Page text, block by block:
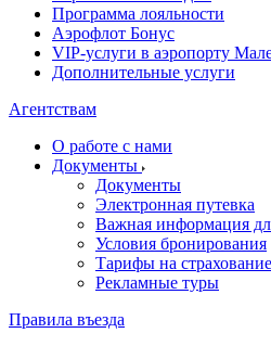
Программа лояльности
Аэрофлот Бонус
VIP-услуги в аэропорту
Дополнительные услуги
Агентствам
О работе с нами
Документы
Документы
Электронная путевка
Важная информация
Условия бронирования
Тарифы на
Рекламные туры
Правила въезда